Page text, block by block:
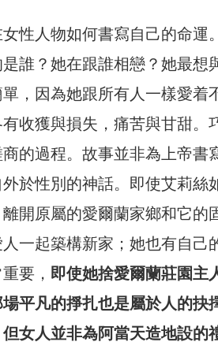
性人物如何書寫自己的命運
誰？她在跟誰相戀？她最想
，因為她跟所有人一樣愛着
收獲與損失，痛苦與甘甜。
的過程。故事並非為上帝書
於性別的神話。即使艾莉絲
開原屬的愛爾蘭家鄉和它的
一起築構新家；她也有自己
要， 即使她捨愛爾蘭莊園主
平凡的掙扎也是屬於人的抉
但女人並非為阿當天造地設的